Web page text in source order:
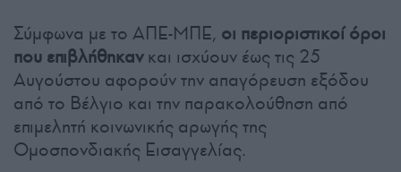
Σύμφωνα με το ΑΠΕ-ΜΠΕ, οι περιοριστικοί όροι
που επιβλήθηκανκαι ισχύουν έως τις 25
Αυγούστου αφορούν την απαγόρευση εξόδου
από το Βέλγιο και την παρακολούθηση από
επιμελητή κοινωνικής αρωγής της
Ομοσπονδιακής Εισαγγελίας.